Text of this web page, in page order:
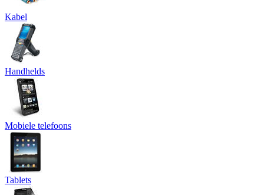
Kabel
Handhelds
Mobiele telefoons
Tablets